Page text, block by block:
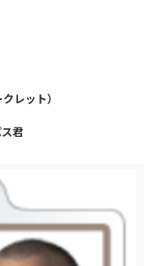
ご案内
レット）
君